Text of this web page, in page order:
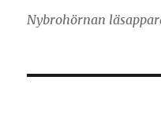
Nybrohörnan